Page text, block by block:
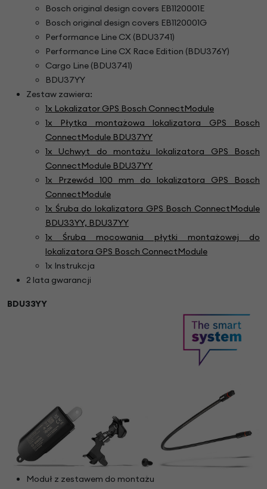
Bosch original design covers EB1120001E
Bosch original design covers EB1120001G
Performance Line CX (BDU3741)
Performance Line CX Race Edition (BDU376Y)
Cargo Line (BDU3741)
BDU37YY
Zestaw zawiera:
1x Lokalizator GPS Bosch ConnectModule
1x Płytka montażowa lokalizatora GPS Bosch
ConnectModule BDU37YY
1x Uchwyt do montażu lokalizatora GPS Bosch
ConnectModule BDU37YY
1x Przewód 100 mm do lokalizatora GPS Bosch
ConnectModule
1x Śruba do lokalizatora GPS Bosch ConnectModule
BDU33YY, BDU37YY
1x Śruba mocowania płytki montażowej do
lokalizatora GPS Bosch ConnectModule
1x Instrukcja
2 lata gwarancji
BDU33YY
Moduł z zestawem do montażu